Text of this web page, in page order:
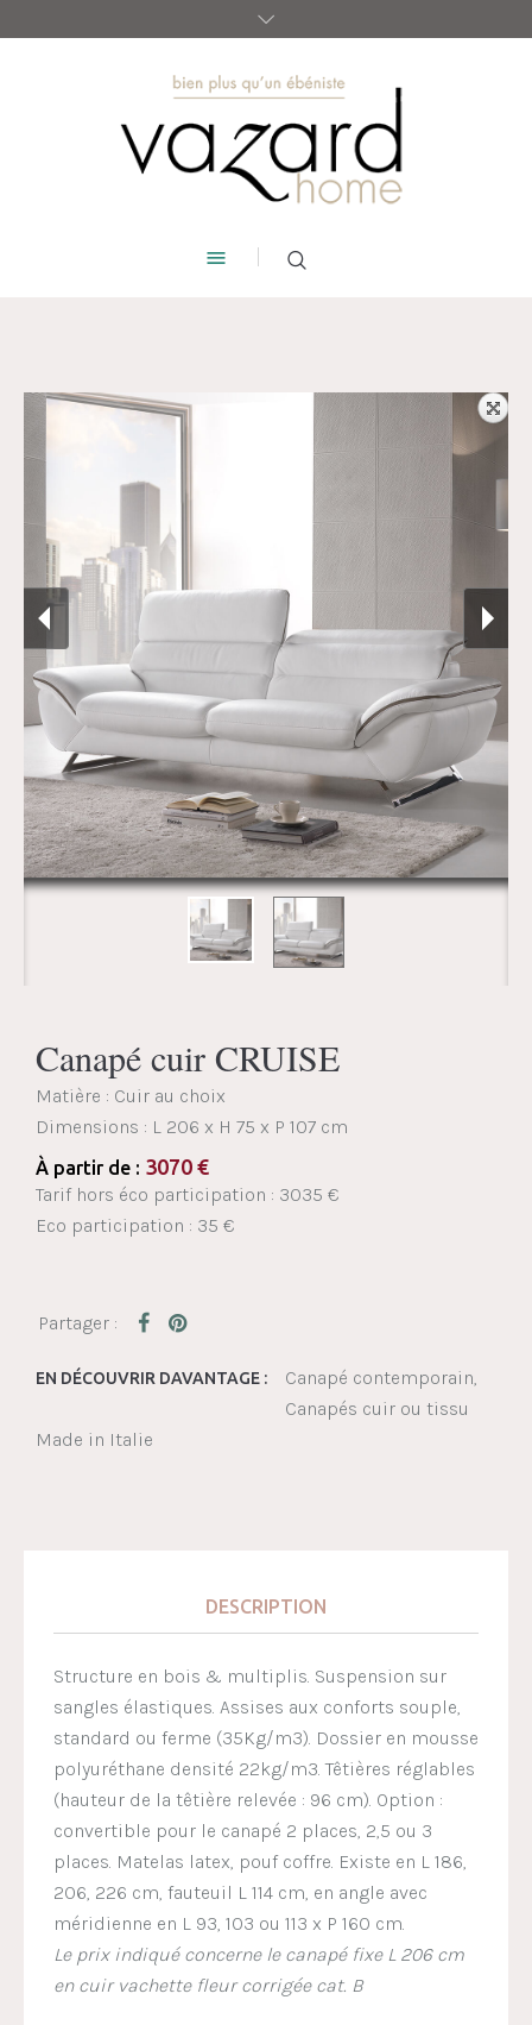
Canapé cuir CRUISE
Matière : Cuir au choix
Dimensions : L 206 x H 75 x P 107 cm
À partir de : 3070 €
Tarif hors éco participation : 3035 €
Eco participation : 35 €
EN DÉCOUVRIR DAVANTAGE :
Canapé contemporain
Canapés cuir ou tissu
Made in Italie
DESCRIPTION
Structure en bois & multiplis. Suspension sur
sangles élastiques. Assises aux conforts souple,
standard ou ferme (35Kg/m3). Dossier en mousse
polyuréthane densité 22kg/m3. Têtières réglables
(hauteur de la têtière relevée : 96 cm). Option :
convertible pour le canapé 2 places, 2,5 ou 3
places. Matelas latex, pouf coffre. Existe en L 186,
206, 226 cm, fauteuil L 114 cm, en angle avec
méridienne en L 93, 103 ou 113 x P 160 cm.
Le prix indiqué concerne le canapé fixe L 206 cm
en cuir vachette fleur corrigée cat. B